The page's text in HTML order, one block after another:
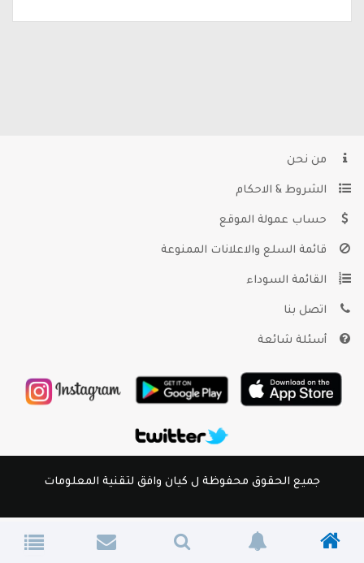
من نحن
الشروط & الاحكام
حساب عمولة الموقع
قائمة السلع والاعلانات الممنوعة
القائمة السوداء
اتصل بنا
أسئلة شائعة
جميع الحقوق محفوظة ل كيان وافق لتقنية المعلومات